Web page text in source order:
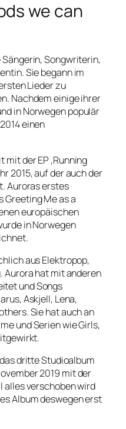
we can
Songwriterin,
Sie begann im
Lieder zu
Nachdem einige ihrer
in Norwegen populär
einen
der EP ‚Running
2015, auf der auch der
Auroras erstes
Greeting Me as a
europäischen
in Norwegen
aus Elektropop,
Aurora hat mit anderen
und Songs
Askjell, Lena,
Sie hat auch an
und Serien wie Girls,
das dritte Studioalbum
2019 mit der
alles verschoben wird
Album deswegen erst